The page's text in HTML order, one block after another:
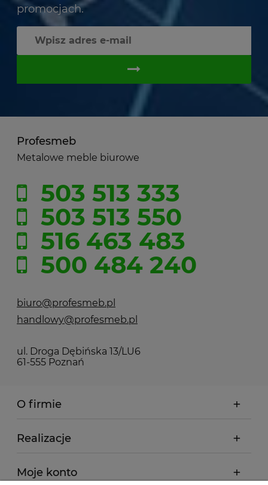
promocjach.
Profesmeb
Metalowe meble biurowe
503 513 333
503 513 550
516 463 483
500 484 240
biuro@profesmeb.pl
handlowy@profesmeb.pl
ul. Droga Dębińska 13/LU6
61-555 Poznań
O firmie
Realizacje
Moje konto